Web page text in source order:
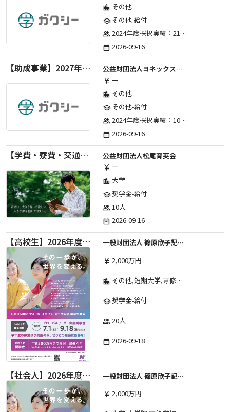
location_city その他
schoolその他-給付
group 2024年度採択実績：21事業（前期11・後期10）、2025年度採択実績：30事業（前期15・後期15）、2026年度採択実績：40事業 ※2026年度より、前期・後期の区分を廃止し、年1回の申請受付となりました。
date_range 2026-09-16
【助成事業】2027年度（通年）ジュニアスポーツ振興に関する助成金
公益財団法人ヨネックススポーツ振興財団
currency_yen ー
location_city その他
schoolその他-給付
group 2024年度採択実績：107事業（前期45・後期62）、2025年度採択実績：103事業（前期48・後期55）、2026年度採択実績：97事業 ※2026年度より、前期・後期の区分を廃止し、年1回の申請受付となりました。
date_range 2026-09-16
【学費・寮費・交通費給付】2027年度第71期育英生募集
公益財団法人松尾育英会
currency_yen ー
location_city 大学
school奨学金-給付
group 10人
date_range 2026-09-16
【高校生】2026年度 しのはら財団 アメリカ・イギリス・カナダ英語留学奨学金
一般財団法人 篠原欣子記念財団 (海外留学奨学金グループ)
currency_yen 2,000万円
location_city その他,短期大学,専修学校,高等専門学校,高等学校,大学院,大学
school奨学金-給付
group 20人
date_range 2026-09-18
【社会人】2026年度 しのはら財団 アメリカ・イギリス・カナダ英語留学奨学金
一般財団法人 篠原欣子記念財団 (海外留学奨学金グループ)
currency_yen 2,000万円